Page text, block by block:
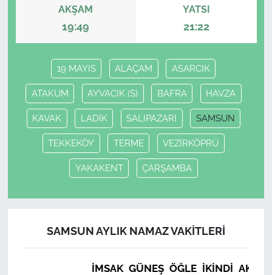
AKŞAM
19:49
YATSI
21:22
19 MAYIS ALAÇAM ASARCIK
ATAKUM AYVACIK (S) BAFRA HAVZA
KAVAK LADİK SALIPAZARI SAMSUN
TEKKEKÖY TERME VEZİRKÖPRÜ
YAKAKENT ÇARŞAMBA
SAMSUN AYLIK NAMAZ VAKITLERI
İMSAK GÜNEŞ ÖĞLE İKINDI